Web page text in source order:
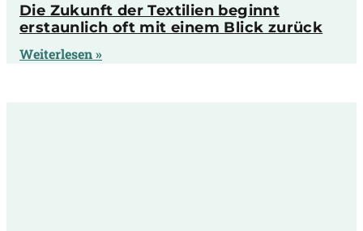
Die Zukunft der Textilien beginnt
erstaunlich oft mit einem Blick zurück
Weiterlesen »